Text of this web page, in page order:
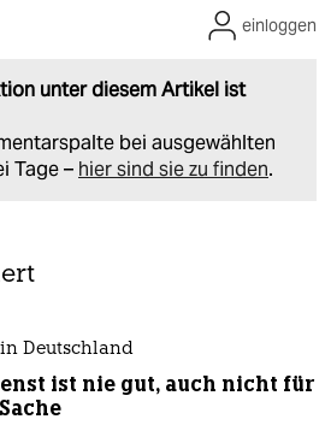
unter diesem Artikel ist
bei ausgewählten
Tage – hier sind sie zu finden.
einloggen
Deutschland
ist nie gut, auch nicht für